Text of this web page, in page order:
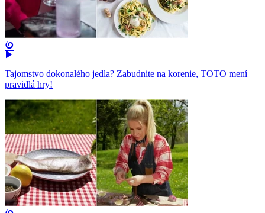
Tajomstvo dokonalého jedla? Zabudnite na korenie, TOTO mení
pravidlá hry!